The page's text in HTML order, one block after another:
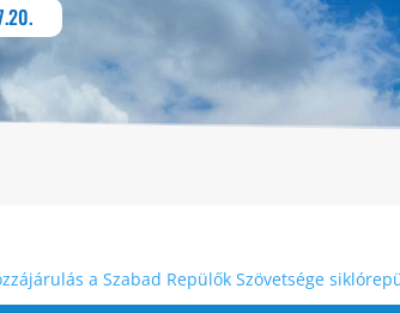
a Szabad Repülők Szövetsége